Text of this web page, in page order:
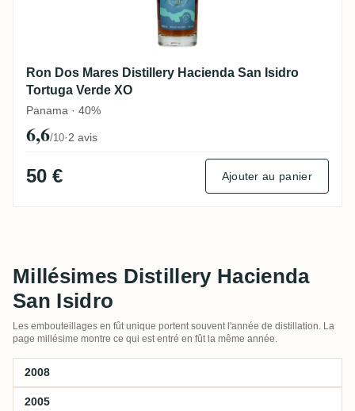
Ron Dos Mares Distillery Hacienda San Isidro
Tortuga Verde XO
Panama · 40%
6,6/10·2 avis
50 € Ajouter au panier
Millésimes Distillery Hacienda
San Isidro
Les embouteillages en fût unique portent souvent l'année de distillation. La
page millésime montre ce qui est entré en fût la même année.
2008
2005